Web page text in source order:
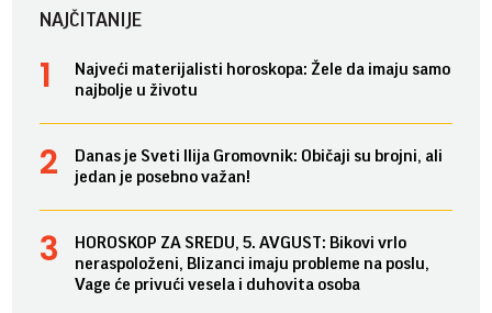
NAJČITANIJE
Najveći materijalisti horoskopa: Žele da imaju samo
najbolje u životu
Danas je Sveti Ilija Gromovnik: Običaji su brojni, ali
jedan je posebno važan!
HOROSKOP ZA SREDU, 5. AVGUST: Bikovi vrlo
neraspoloženi, Blizanci imaju probleme na poslu,
Vage će privući vesela i duhovita osoba